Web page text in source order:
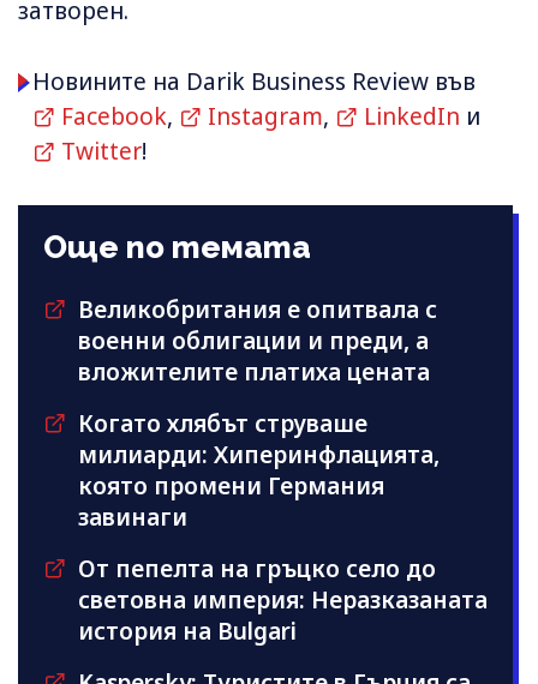
затворен.
Новините на Darik Business Review във
Facebook, Instagram, LinkedIn и
Twitter!
Още по темата
Великобритания е опитвала с
военни облигации и преди, а
вложителите платиха цената
Когато хлябът струваше
милиарди: Хиперинфлацията,
която промени Германия
завинаги
От пепелта на гръцко село до
световна империя: Неразказаната
история на Bulgari